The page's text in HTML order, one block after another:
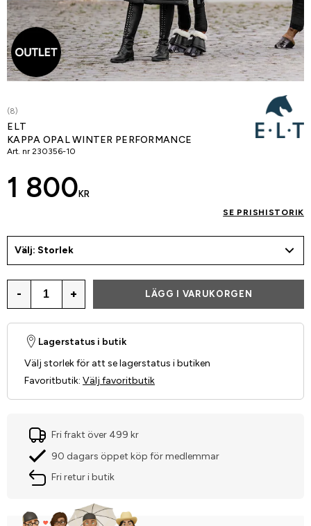
(8)
ELT
KAPPA OPAL WINTER PERFORMANCE
Art. nr 230356-10
1 800 KR
SE PRISHISTORIK
Välj: Storlek
- + LÄGG I VARUKORGEN
Lagerstatus i butik
Välj storlek för att se lagerstatus i butiken
Favoritbutik: Välj favoritbutik
Fri frakt över 499 kr
90 dagars öppet köp för medlemmar
Fri retur i butik